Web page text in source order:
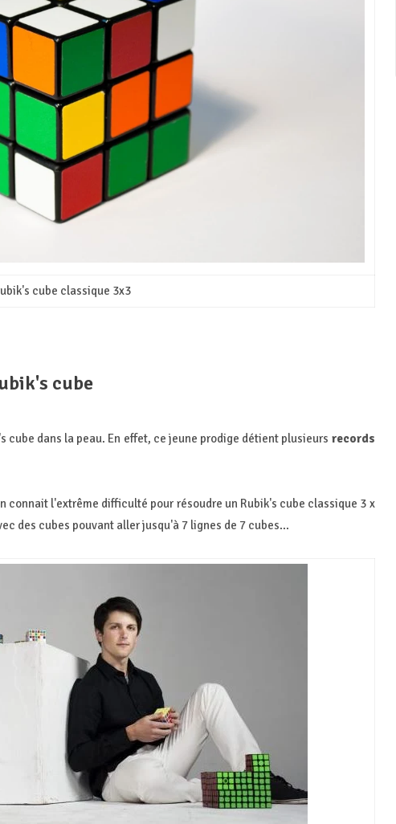
cube classique 3x3
cube
cube dans la peau. En effet, ce jeune prodige détient plusieurs records
connait l'extrême difficulté pour résoudre un Rubik's cube classique 3 x
des cubes pouvant aller jusqu'à 7 lignes de 7 cubes...